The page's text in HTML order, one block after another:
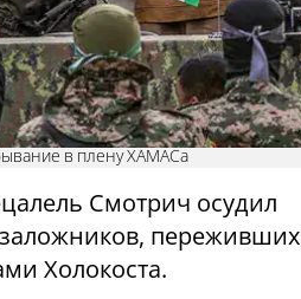
в плену ХАМАСа
Смотрич осудил
переживших
Холокоста.